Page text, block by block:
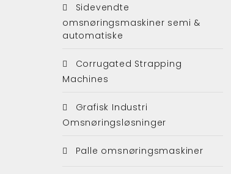
Sidevendte
omsnøringsmaskiner semi &
automatiske
Corrugated Strapping
Machines
Grafisk Industri
Omsnøringsløsninger
Palle omsnøringsmaskiner